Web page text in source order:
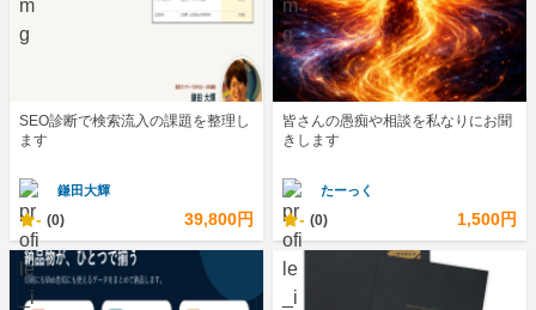
SEO診断で検索流入の課題を整理し
ます
鎌田大輝
- (0) 39,800円
皆さんの愚痴や相談を私なりにお聞
きします
たーっく
- (0) 1,500円